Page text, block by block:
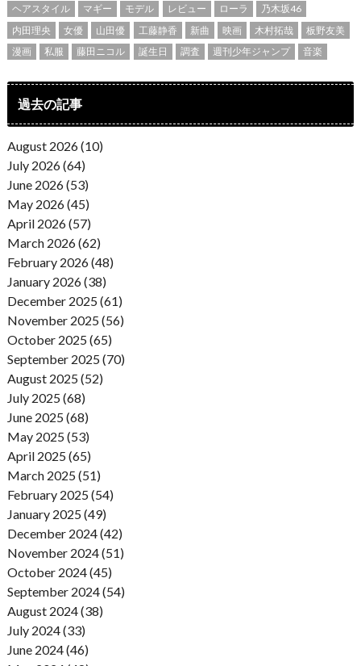
ヘアスタイル
マギー モデル レビュー ローラ
乃木坂46
内田理央
女優 山田優 工藤静香 新曲 映画 木村拓哉
板野友美
漫画
私服 藤田ニコル 誕生日 調査 週刊少年ジャンプ 音楽
過去の記事
August 2026 (10)
July 2026 (64)
June 2026 (53)
May 2026 (45)
April 2026 (57)
March 2026 (62)
February 2026 (48)
January 2026 (38)
December 2025 (61)
November 2025 (56)
October 2025 (65)
September 2025 (70)
August 2025 (52)
July 2025 (68)
June 2025 (68)
May 2025 (53)
April 2025 (65)
March 2025 (51)
February 2025 (54)
January 2025 (49)
December 2024 (42)
November 2024 (51)
October 2024 (45)
September 2024 (54)
August 2024 (38)
July 2024 (33)
June 2024 (46)